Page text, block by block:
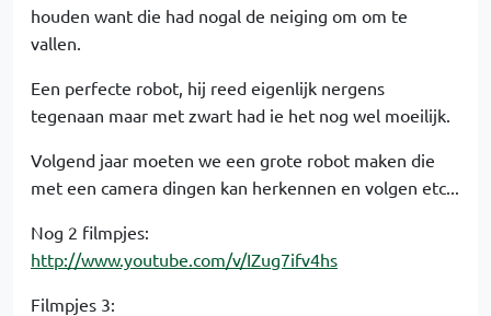
houden want die had nogal de neiging om om te
vallen.
Een perfecte robot, hij reed eigenlijk nergens
tegenaan maar met zwart had ie het nog wel moeilijk.
Volgend jaar moeten we een grote robot maken die
met een camera dingen kan herkennen en volgen etc...
Nog 2 filmpjes:
http://www.youtube.com/v/IZug7ifv4hs
Filmpjes 3: